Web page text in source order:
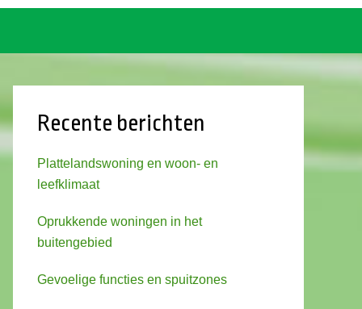
Recente berichten
Plattelandswoning en woon- en
leefklimaat
Oprukkende woningen in het
buitengebied
Gevoelige functies en spuitzones